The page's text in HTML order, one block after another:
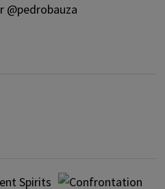
@pedrobauza